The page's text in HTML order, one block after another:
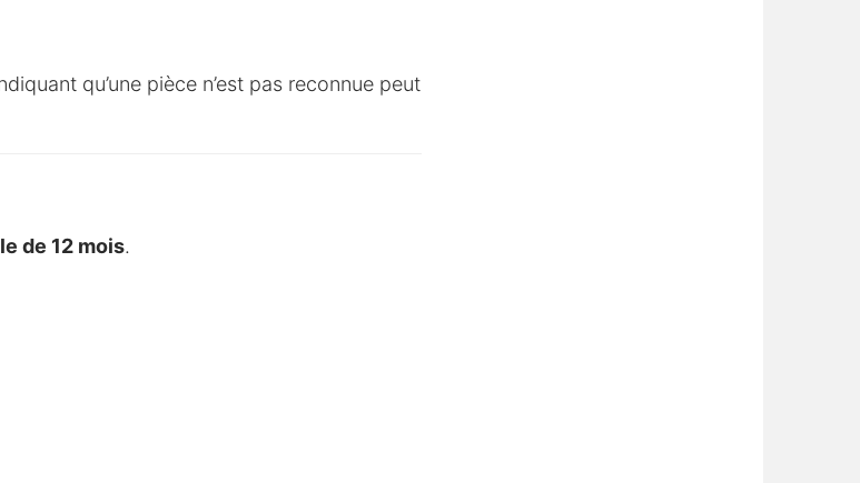
qu’une pièce n’est pas reconnue peut
de 12 mois.